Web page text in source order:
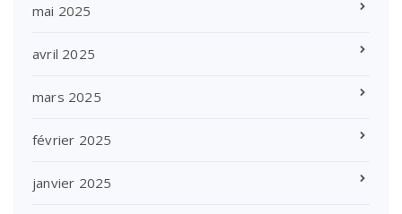
mai 2025
avril 2025
mars 2025
février 2025
janvier 2025